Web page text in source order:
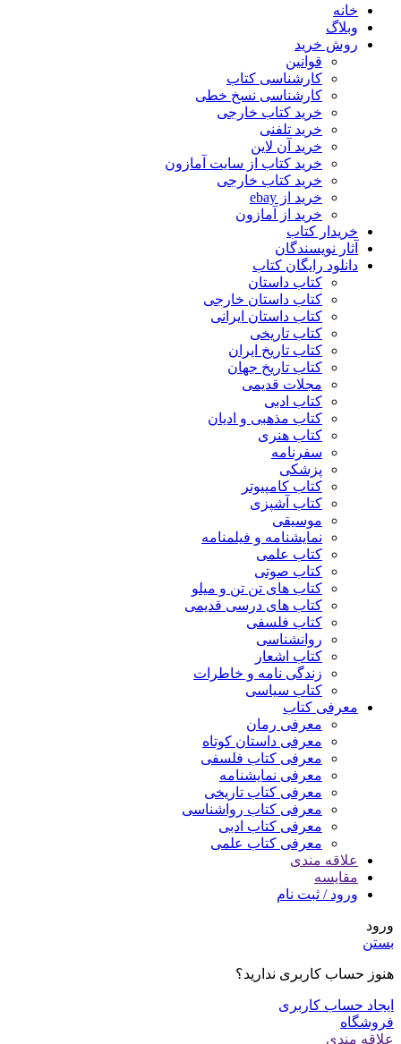
خانه
وبلاگ
روش خرید
قوانین
کارشناسی کتاب
کارشناسی نسخ خطی
خرید کتاب خارجی
خرید تلفنی
خرید آن لاین
خرید کتاب از سایت آمازون
خرید کتاب خارجی
خرید از ebay
خرید از آمازون
خریدار کتاب
آثار نویسندگان
دانلود رایگان کتاب
کتاب داستان
کتاب داستان خارجی
کتاب داستان ایرانی
کتاب تاریخی
کتاب تاریخ ایران
کتاب تاریخ جهان
مجلات قدیمی
کتاب ادبی
کتاب مذهبی و ادیان
کتاب هنری
سفرنامه
پزشکی
کتاب کامپیوتر
کتاب آشپزی
موسیقی
نمایشنامه و فیلمنامه
کتاب علمی
کتاب صوتی
کتاب های تن تن و میلو
کتاب های درسی قدیمی
کتاب فلسفی
روانشناسی
کتاب اشعار
زندگی نامه و خاطرات
کتاب سیاسی
معرفی کتاب
معرفی رمان
معرفی داستان کوتاه
معرفی کتاب فلسفی
معرفی نمایشنامه
معرفی کتاب تاریخی
معرفی کتاب رواشناسی
معرفی کتاب ادبی
معرفی کتاب علمی
علاقه مندی
مقایسه
ورود / ثبت نام
ورود
بستن
هنوز حساب کاربری ندارید؟
ایجاد حساب کاربری
فروشگاه
علاقه مندی